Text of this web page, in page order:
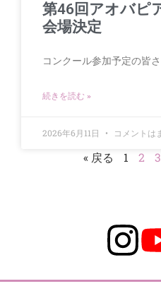
第46回アオバピ
会場決定
コンクール参加予定の皆
続きを読む »
2026年6月11日 コメントは
« 戻る 1 2 3